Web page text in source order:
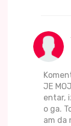
JE
entar,
o ga.
am da